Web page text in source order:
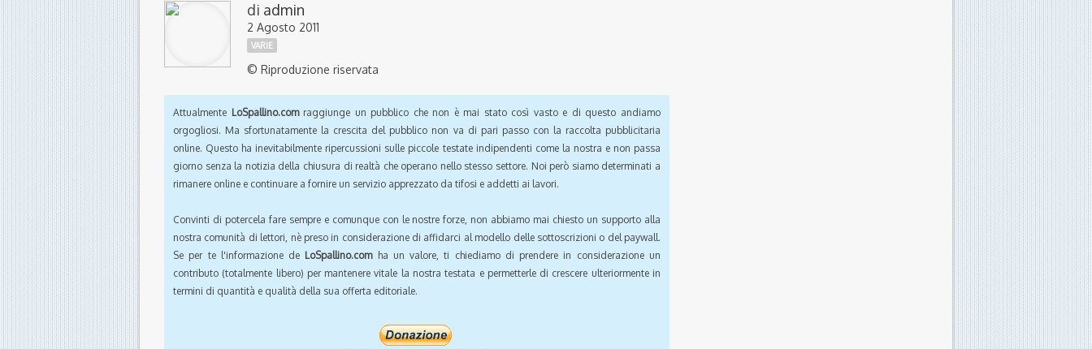
di admin
2 Agosto 2011
VARIE
© Riproduzione riservata
Attualmente LoSpallino.comraggiunge un pubblico che non è mai stato così vasto e di questo andiamo
orgogliosi. Ma sfortunatamente la crescita del pubblico non va di pari passo con la raccolta pubblicitaria
online. Questo ha inevitabilmente ripercussioni sulle piccole testate indipendenti come la nostra e non passa
giorno senza la notizia della chiusura di realtà che operano nello stesso settore. Noi però siamo determinati a
rimanere online e continuare a fornire un servizio apprezzato da tifosi e addetti ai lavori.
Convinti di potercela fare sempre e comunque con le nostre forze, non abbiamo mai chiesto un supporto alla
nostra comunità di lettori, nè preso in considerazione di affidarci al modello delle sottoscrizioni o del paywall.
Se per te l'informazione de LoSpallino.comha un valore, ti chiediamo di prendere in considerazione un
contributo (totalmente libero) per mantenere vitale la nostra testata e permetterle di crescere ulteriormente in
termini di quantità e qualità della sua offerta editoriale.